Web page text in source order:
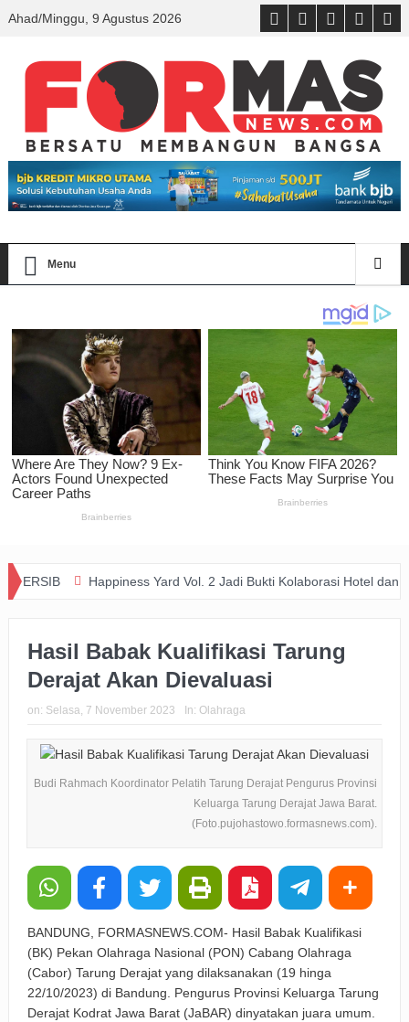
Ahad/Minggu, 9 Agustus 2026
Menu
Happiness Yard Vol. 2 Jadi Bukti Kolaborasi Hotel dan Komunitas
Hasil Babak Kualifikasi Tarung
Derajat Akan Dievaluasi
on: Selasa, 7 November 2023 In: Olahraga
Budi Rahmach Koordinator Pelatih Tarung Derajat Pengurus Provinsi
Keluarga Tarung Derajat Jawa Barat.
(Foto.pujohastowo.formasnews.com).
BANDUNG, FORMASNEWS.COM- Hasil Babak Kualifikasi
(BK) Pekan Olahraga Nasional (PON) Cabang Olahraga
(Cabor) Tarung Derajat yang dilaksanakan (19 hinga
22/10/2023) di Bandung. Pengurus Provinsi Keluarga Tarung
Derajat Kodrat Jawa Barat (JaBAR) dinyatakan juara umum.